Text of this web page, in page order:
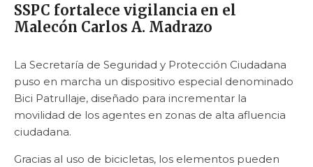
SSPC fortalece vigilancia en el
Malecón Carlos A. Madrazo
La Secretaría de Seguridad y Protección Ciudadana
puso en marcha un dispositivo especial denominado
Bici Patrullaje, diseñado para incrementar la
movilidad de los agentes en zonas de alta afluencia
ciudadana.
Gracias al uso de bicicletas, los elementos pueden